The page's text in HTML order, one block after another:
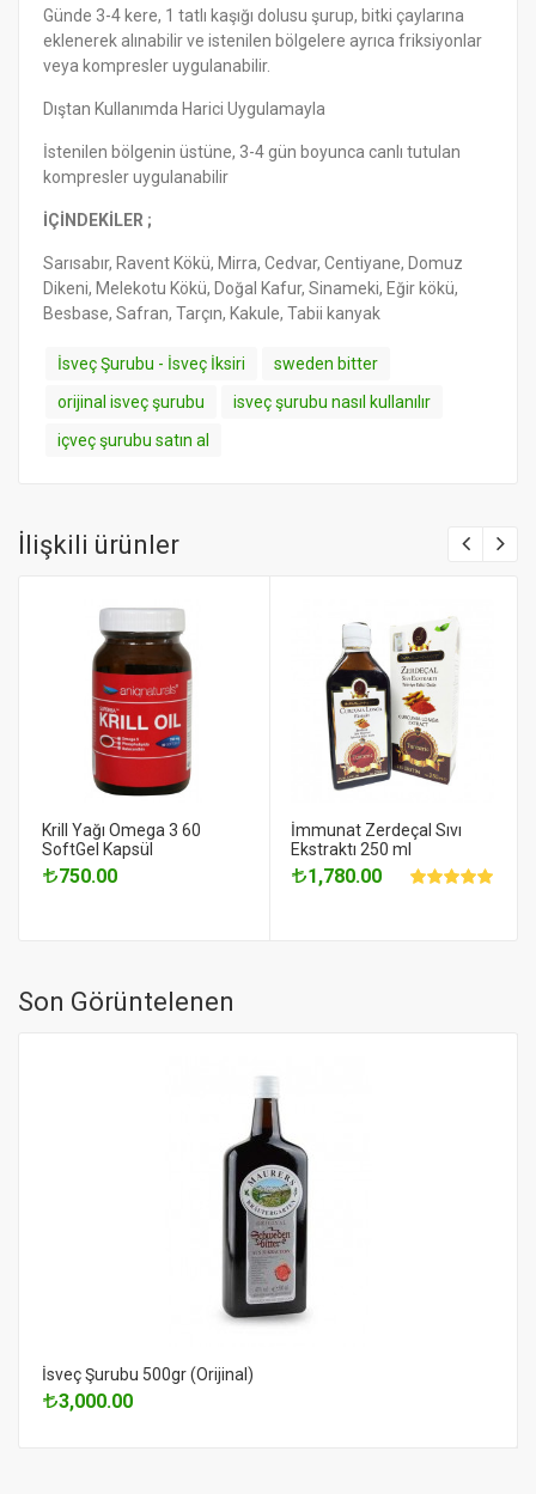
Günde 3-4 kere, 1 tatlı kaşığı dolusu şurup, bitki çaylarına
eklenerek alınabilir ve istenilen bölgelere ayrıca friksiyonlar
veya kompresler uygulanabilir.
Dıştan Kullanımda Harici Uygulamayla
İstenilen bölgenin üstüne, 3-4 gün boyunca canlı tutulan
kompresler uygulanabilir
İÇİNDEKİLER ;
Sarısabır, Ravent Kökü, Mirra, Cedvar, Centiyane, Domuz
Dikeni, Melekotu Kökü, Doğal Kafur, Sinameki, Eğir kökü,
Besbase, Safran, Tarçın, Kakule, Tabii kanyak
İsveç Şurubu - İsveç İksiri
sweden bitter
orijinal isveç şurubu
isveç şurubu nasıl kullanılır
içveç şurubu satın al
İlişkili ürünler
Krill Yağı Omega 3 60
SoftGel Kapsül
750.00
İmmunat Zerdeçal Sıvı
Ekstraktı 250 ml
1,780.00
Son Görüntelenen
İsveç Şurubu 500gr (Orijinal)
3,000.00